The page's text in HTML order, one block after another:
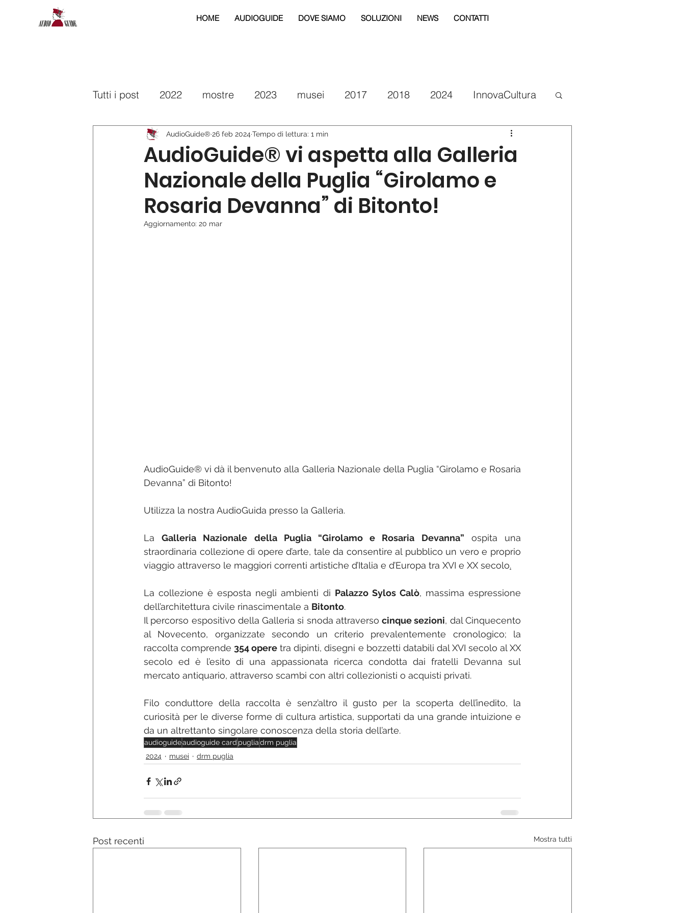
HOME AUDIOGUIDE DOVE SIAMO SOLUZIONI NEWS CONTATTI
Tutti i post 2022 mostre 2023 musei 2017 2018 2024 InnovaCultura
2026 interreg 2019 2020
AudioGuide® vi aspetta alla Galleria
Nazionale della Puglia “Girolamo e
Rosaria Devanna” di Bitonto!
AudioGuide® 26 feb 2024 Tempo di lettura: 1 min
Aggiornamento: 20 mar
AudioGuide® vi dà il benvenuto alla Galleria Nazionale della Puglia “Girolamo e Rosaria
Devanna” di Bitonto!
Utilizza la nostra AudioGuida presso la Galleria.
La Galleria Nazionale della Puglia “Girolamo e Rosaria Devanna” ospita una
straordinaria collezione di opere d’arte, tale da consentire al pubblico un vero e proprio
viaggio attraverso le maggiori correnti artistiche d’Italia e d’Europa tra XVI e XX secolo.
La collezione è esposta negli ambienti di Palazzo Sylos Calò, massima espressione
dell’architettura civile rinascimentale a Bitonto.
Il percorso espositivo della Galleria si snoda attraverso cinque sezioni, dal Cinquecento
al Novecento, organizzate secondo un criterio prevalentemente cronologico; la
raccolta comprende 354 opere tra dipinti, disegni e bozzetti databili dal XVI secolo al XX
secolo ed è l’esito di una appassionata ricerca condotta dai fratelli Devanna sul
mercato antiquario, attraverso scambi con altri collezionisti o acquisti privati.
Filo conduttore della raccolta è senz’altro il gusto per la scoperta dell’inedito, la
curiosità per le diverse forme di cultura artistica, supportati da una grande intuizione e
da un altrettanto singolare conoscenza della storia dell’arte.
audioguideaudioguide card pugliadrm puglia
2024
musei drm puglia
Post recenti Mostra tutti